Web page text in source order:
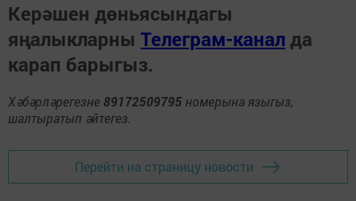
Керәшен дөньясындагы
яңалыкларны Телеграм-канал да
карап барыгыз.
Хәбәрләрегезне 89172509795 номерына языгыз,
шалтыратып әйтегез.
Перейти на страницу новости